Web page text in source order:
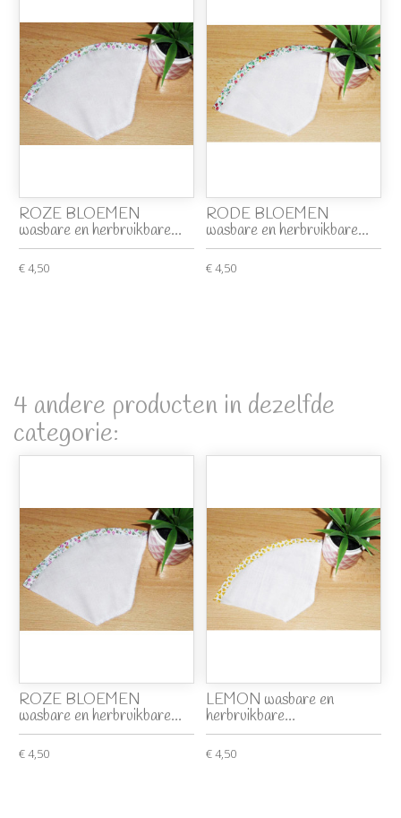
ROZE BLOEMEN
wasbare en herbruikbare...
€ 4,50
RODE BLOEMEN
wasbare en herbruikbare...
€ 4,50
4 andere producten in dezelfde
categorie:
ROZE BLOEMEN
wasbare en herbruikbare...
€ 4,50
LEMON wasbare en
herbruikbare...
€ 4,50